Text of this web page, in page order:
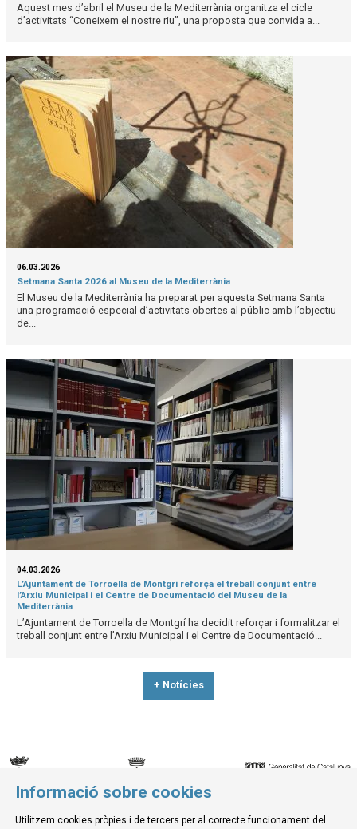
Aquest mes d’abril el Museu de la Mediterrània organitza el cicle
d’activitats “Coneixem el nostre riu”, una proposta que convida a...
06.03.2026
Setmana Santa 2026 al Museu de la Mediterrània
El Museu de la Mediterrània ha preparat per aquesta Setmana Santa
una programació especial d’activitats obertes al públic amb l’objectiu
de...
04.03.2026
L’Ajuntament de Torroella de Montgrí reforça el treball conjunt entre
l’Arxiu Municipal i el Centre de Documentació del Museu de la
Mediterrània
L’Ajuntament de Torroella de Montgrí ha decidit reforçar i formalitzar el
treball conjunt entre l’Arxiu Municipal i el Centre de Documentació...
+ Notícies
© Museu de la Mediterrània
Informació sobre cookies
Utilitzem cookies pròpies i de tercers per al correcte funcionament del